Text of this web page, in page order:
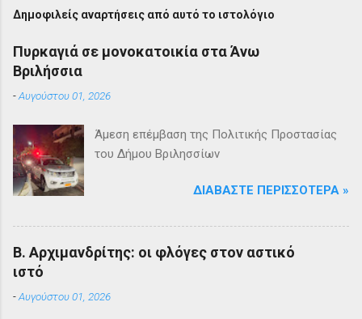
Δημοφιλείς αναρτήσεις από αυτό το ιστολόγιο
Πυρκαγιά σε μονοκατοικία στα Άνω
Βριλήσσια
-Αυγούστου 01, 2026
Άμεση επέμβαση της Πολιτικής Προστασίας
του Δήμου Βριλησσίων
ΔΙΑΒΆΣΤΕ ΠΕΡΙΣΣΌΤΕΡΑ »
Β. Αρχιμανδρίτης: οι φλόγες στον αστικό
ιστό
-Αυγούστου 01, 2026